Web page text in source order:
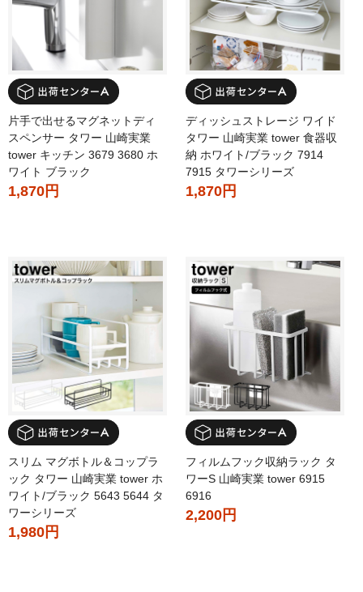
片手で出せるマグネットディ
スペンサー タワー 山崎実業
tower キッチン 3679 3680 ホ
ワイト ブラック
1,870円
ディッシュストレージ ワイド
タワー 山崎実業 tower 食器収
納 ホワイト/ブラック 7914
7915 タワーシリーズ
1,870円
スリム マグボトル＆コップラ
ック タワー 山崎実業 tower ホ
ワイト/ブラック 5643 5644 タ
ワーシリーズ
1,980円
フィルムフック収納ラック タ
ワーS 山崎実業 tower 6915
6916
2,200円